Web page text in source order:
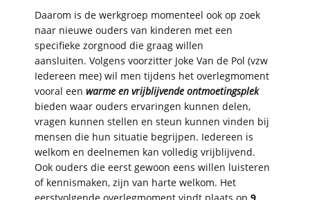
Daarom is de werkgroep momenteel ook op zoek
naar nieuwe ouders van kinderen met een
specifieke zorgnood die graag willen
aansluiten. Volgens voorzitter Joke Van de Pol (vzw
Iedereen mee) wil men tijdens het overlegmoment
vooral een warme en vrijblijvende ontmoetingsplek
bieden waar ouders ervaringen kunnen delen,
vragen kunnen stellen en steun kunnen vinden bij
mensen die hun situatie begrijpen. Iedereen is
welkom en deelnemen kan volledig vrijblijvend.
Ook ouders die eerst gewoon eens willen luisteren
of kennismaken, zijn van harte welkom. Het